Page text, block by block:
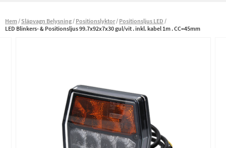
Hem Släpvagn Belysning Positionslyktor Positionsljus LED
LED Blinkers- & Positionsljus 99.7x92x7x30 gul/vit . inkl. kabel 1m . CC=45mm